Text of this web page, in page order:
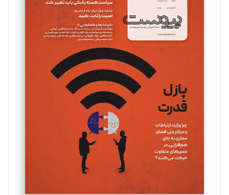
تحریریه
مینا پاکدل
یسنا امان‌پور
تحریریه
ملینا جعفری
تحریریه
مصطفی مسجدی آرانی